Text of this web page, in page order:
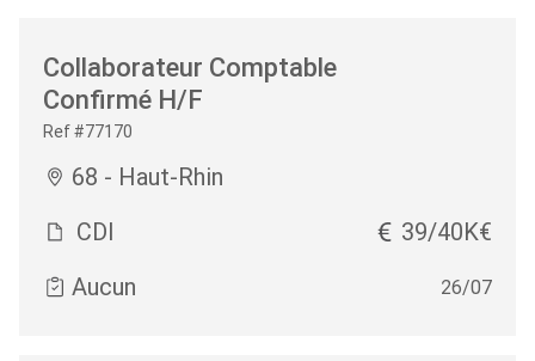
Collaborateur Comptable
Confirmé H/F
Ref #77170
68 - Haut-Rhin
CDI
39/40K€
Aucun
26/07